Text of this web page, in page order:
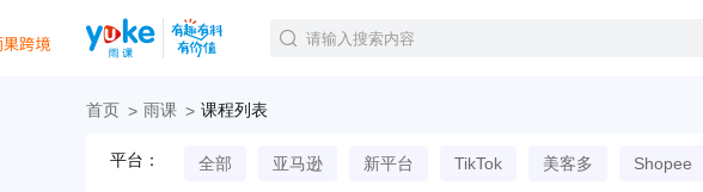
首页 雨课 课程列表
平台： 全部 亚马逊 新平台 TikTok 美客多 Shopee